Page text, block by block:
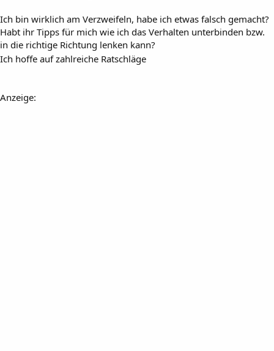
Ich bin wirklich am Verzweifeln, habe ich etwas falsch gemacht?
Habt ihr Tipps für mich wie ich das Verhalten unterbinden bzw.
in die richtige Richtung lenken kann?
Ich hoffe auf zahlreiche Ratschläge
Anzeige: